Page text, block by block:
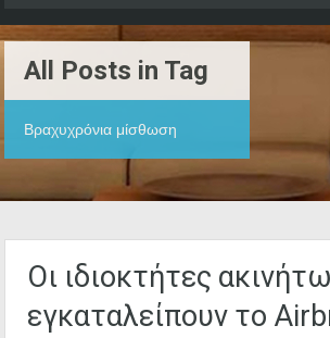
All Posts in Tag
Βραχυχρόνια μίσθωση
Οι ιδιοκτήτες
εγκαταλείπουν το